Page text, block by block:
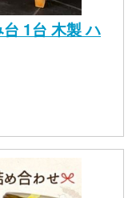
1台 木製 ハ